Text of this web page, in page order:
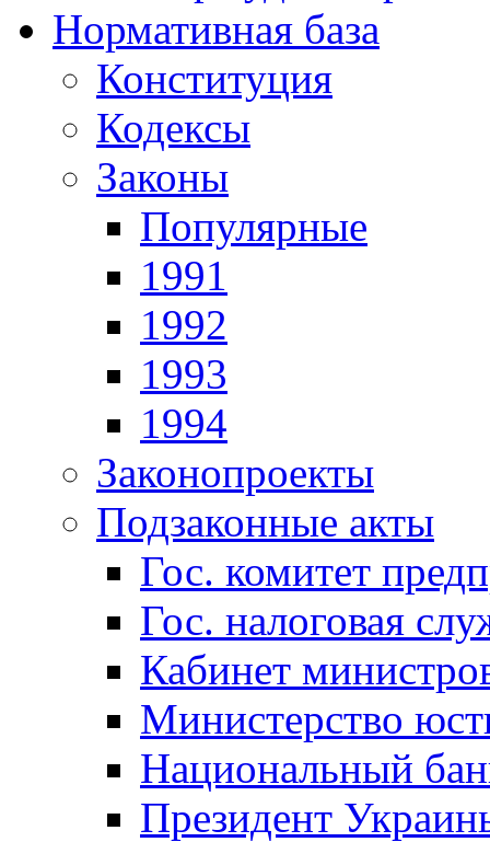
Нормативная база
Конституция
Кодексы
Законы
Популярные
1991
1992
1993
1994
Законопроекты
Подзаконные акты
Гос. комитет
Гос. налоговая
Кабинет
Министерство
Национальный
Президент